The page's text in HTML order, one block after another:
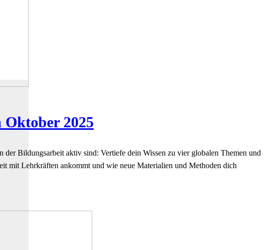
2025
Bildungsarbeit aktiv sind: Vertiefe dein Wissen zu vier globalen Themen und
mit Lehrkräften ankommt und wie neue Materialien und Methoden dich